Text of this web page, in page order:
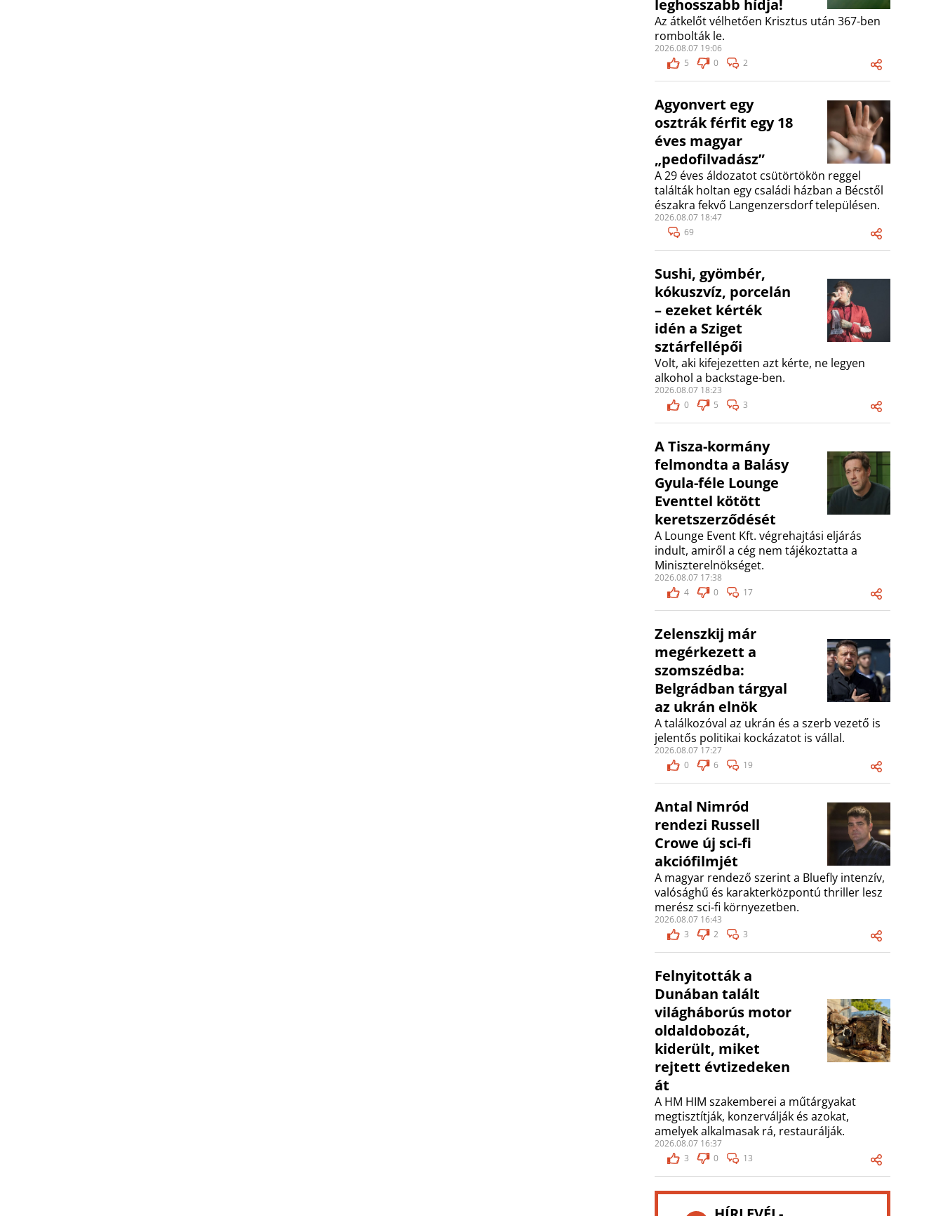
leghosszabb hídja!
Az átkelőt vélhetően Krisztus után 367-ben
rombolták le.
2026.08.07 19:06
5
0 2
Agyonvert egy
osztrák férfit egy 18
éves magyar
„pedofilvadász”
A 29 éves áldozatot csütörtökön reggel
találták holtan egy családi házban a Bécstől
északra fekvő Langenzersdorf településen.
2026.08.07 18:47
69
Sushi, gyömbér,
kókuszvíz, porcelán
– ezeket kérték
idén a Sziget
sztárfellépői
Volt, aki kifejezetten azt kérte, ne legyen
alkohol a backstage-ben.
2026.08.07 18:23
0
5 3
A Tisza-kormány
felmondta a Balásy
Gyula-féle Lounge
Eventtel kötött
keretszerződését
A Lounge Event Kft. végrehajtási eljárás
indult, amiről a cég nem tájékoztatta a
Miniszterelnökséget.
2026.08.07 17:38
4
0 17
Zelenszkij már
megérkezett a
szomszédba:
Belgrádban tárgyal
az ukrán elnök
A találkozóval az ukrán és a szerb vezető is
jelentős politikai kockázatot is vállal.
2026.08.07 17:27
0
6 19
Antal Nimród
rendezi Russell
Crowe új sci-fi
akciófilmjét
A magyar rendező szerint a Bluefly intenzív,
valósághű és karakterközpontú thriller lesz
merész sci-fi környezetben.
2026.08.07 16:43
3
2 3
Felnyitották a
Dunában talált
világháborús motor
oldaldobozát,
kiderült, miket
rejtett évtizedeken
át
A HM HIM szakemberei a műtárgyakat
megtisztítják, konzerválják és azokat,
amelyek alkalmasak rá, restaurálják.
2026.08.07 16:37
3
0 13